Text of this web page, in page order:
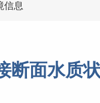
信息
断面水质